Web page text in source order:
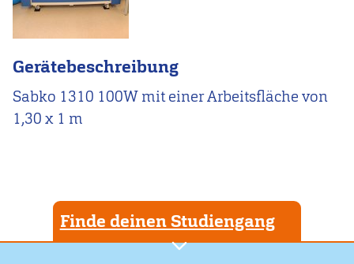
Gerätebeschreibung
Sabko 1310 100W mit einer Arbeitsfläche von
1,30 x 1 m
Finde deinen Studiengang